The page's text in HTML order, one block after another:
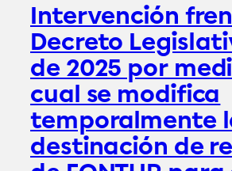
Intervención
Decreto
de 2025 por
cual se modifica
temporalmente
destinación de